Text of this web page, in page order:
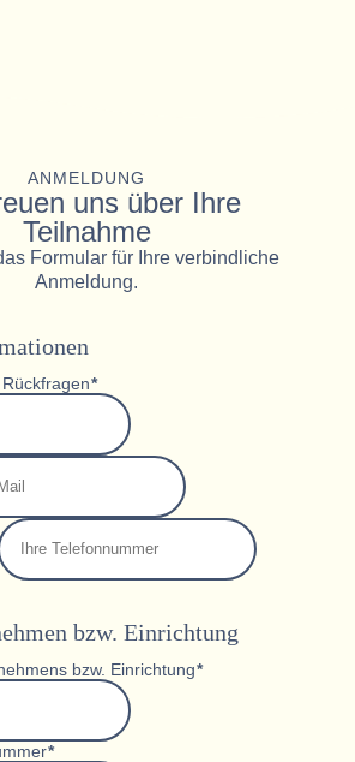
ANMELDUNG
uns über Ihre
Teilnahme
Formular für Ihre verbindliche
Anmeldung.
Rückfragen*
bzw. Einrichtung
bzw. Einrichtung*
*